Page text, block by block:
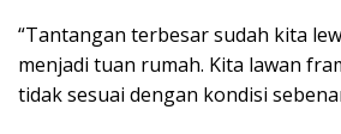
“Tantangan terbesar sudah kita
menjadi tuan rumah. Kita lawan
tidak sesuai dengan kondisi